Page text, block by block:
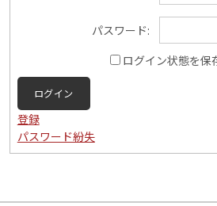
パスワード:
ログイン状態を保
ログイン
登録
パスワード紛失